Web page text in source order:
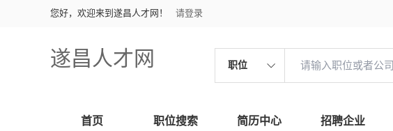
您好，欢迎来到遂昌人才网！ 请登录
遂昌人才网 职位
首页 职位搜索 简历中心 招聘企业